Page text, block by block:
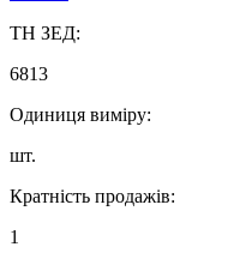
ТН ЗЕД:
6813
Одиниця виміру:
шт.
Кратність продажів:
1